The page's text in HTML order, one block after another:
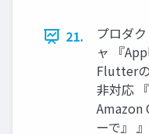
21.
プロダ
ャ 『
Flutter
非対応
Amazon
ーで』